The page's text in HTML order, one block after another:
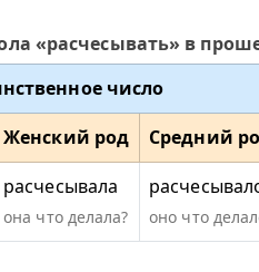
«расчесывать» в
число
Женский род
Средний
расчесывала
она что делала? оно что